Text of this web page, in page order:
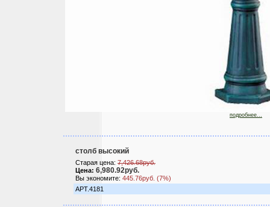
подробнее...
столб высокий
Старая цена: 7,426.68руб.
Цена: 6,980.92руб.
Вы экономите: 445.76руб. (7%)
АРТ.4181